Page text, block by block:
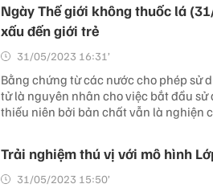
Ngày Thế giới không thuốc lá
xấu đến giới trẻ
31/05/2023 16:31’
Bằng chứng từ các nước cho phép sử
tử là nguyên nhân cho việc bắt đầu
thiếu niên bởi bản chất vẫn là nghiện
Trải nghiệm thú vị với mô hình
31/05/2023 15:50’